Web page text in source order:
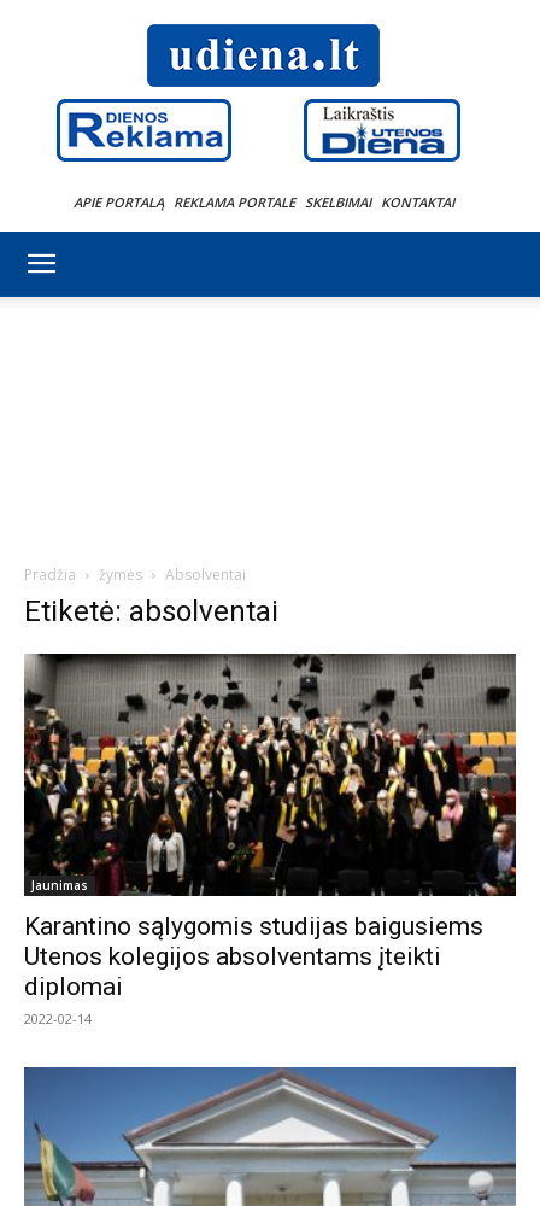
APIE PORTALĄ REKLAMA PORTALE SKELBIMAI KONTAKTAI
Pradžia žymės Absolventai
Etiketė: absolventai
Jaunimas
Karantino sąlygomis studijas baigusiems
Utenos kolegijos absolventams įteikti
diplomai
2022-02-14